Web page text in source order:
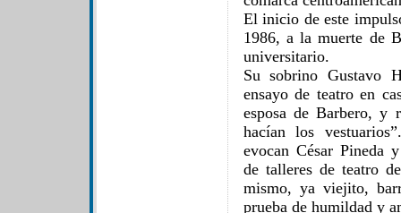
El inicio de este
1986, a la muerte de
universitario.
Su sobrino Gustavo
ensayo de teatro en
esposa de Barbero, y
hacían los
evocan César Pineda
de talleres de teatro
mismo, ya viejito,
prueba de humildad y